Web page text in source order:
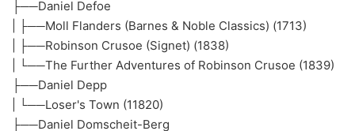
├──Daniel Defoe
| ├──Moll Flanders (Barnes & Noble Classics) (1713)
| ├──Robinson Crusoe (Signet) (1838)
| └──The Further Adventures of Robinson Crusoe (1839)
├──Daniel Depp
| └──Loser's Town (11820)
├──Daniel Domscheit-Berg